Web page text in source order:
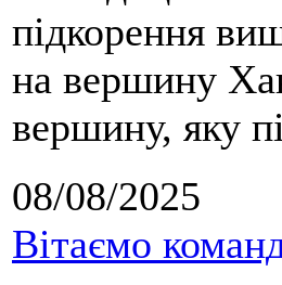
підкорення
на вершину
вершину, яку
08/08/2025
Вітаємо